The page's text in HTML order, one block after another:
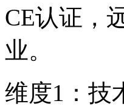
CE认证，
业。
维度1：技